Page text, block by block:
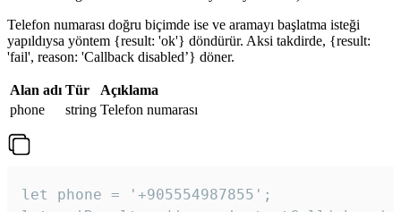
Telefon numarası doğru biçimde ise ve aramayı başlatma isteği
yapıldıysa yöntem {result: 'ok'} döndürür. Aksi takdirde, {result:
'fail', reason: 'Callback disabled’} döner.
Alan adı Tür
Açıklama
phone
string Telefon numarası
let phone = '+905554987855';